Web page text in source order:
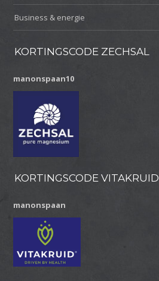
Business & energie
KORTINGSCODE ZECHSAL
manonspaan10
KORTINGSCODE VITAKRUID
manonspaan